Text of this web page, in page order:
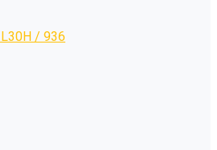
/ 936